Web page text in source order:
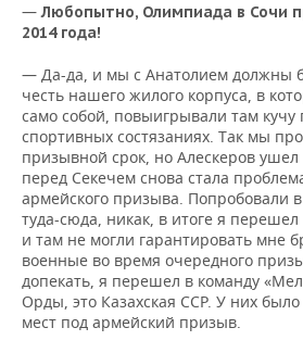
—Любопытно, Олимпиада в Сочи
2014 года!
— Да-да, и мы с Анатолием должны
честь нашего жилого корпуса, в
само собой, повыигрывали там кучу
спортивных состязаниях. Так мы
призывной срок, но Алескеров
перед Секечем снова стала
армейского призыва. Попробовали
туда-сюда, никак, в итоге я
и там не могли гарантировать мне
военные во время очередного
допекать, я перешел в команду
Орды, это Казахская ССР. У них
мест под армейский призыв.